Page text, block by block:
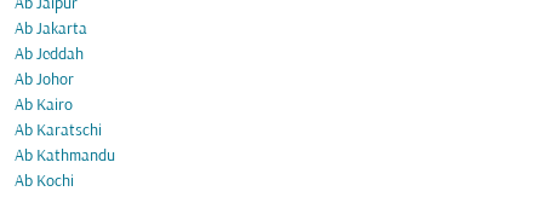
Ab Jaipur
Ab Jakarta
Ab Jeddah
Ab Johor
Ab Kairo
Ab Karatschi
Ab Kathmandu
Ab Kochi